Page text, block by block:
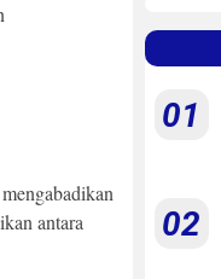
antara
01
02